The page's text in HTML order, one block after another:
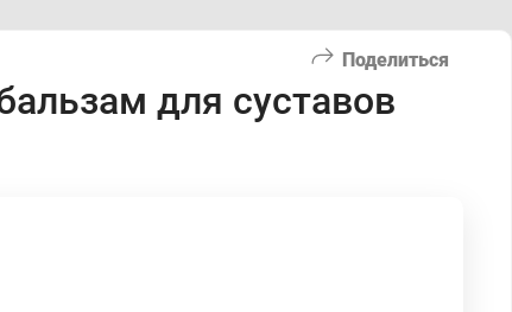
Поделиться
для суставов